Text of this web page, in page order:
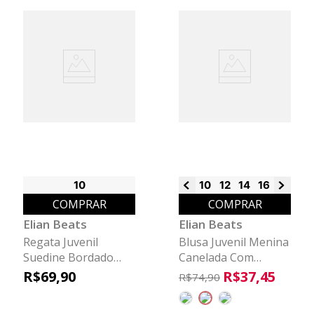
10
COMPRAR
Elian Beats
Regata Juvenil
Suedine Bordado
Frutas Beats Rosa
R$69,90
10 12 14 16 18
COMPRAR
Elian Beats
Blusa Juvenil Menina
Canelada Com
Amarração Beats
Verde
R$74,90 R$37,45